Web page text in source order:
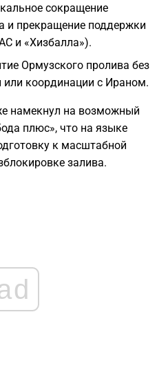
сокращение
и прекращение поддержки
и «Хизбалла»).
Ормузского пролива без
или координации с Ираном.
намекнул на возможный
плюс», что на языке
к масштабной
залива.